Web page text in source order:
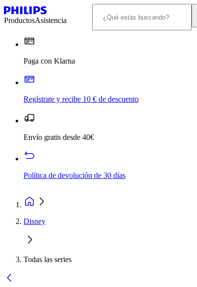
ProductosAsistencia
Paga con Klarna
Regístrate y recibe 10 € de descuento
Envío gratis desde 40€
Política de devolución de 30 días
Disney
Todas las series